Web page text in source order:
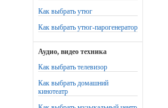
Как выбрать утюг
Как выбрать утюг-парогенератор
Аудио, видео техника
Как выбрать телевизор
Как выбрать домашний
кинотеатр